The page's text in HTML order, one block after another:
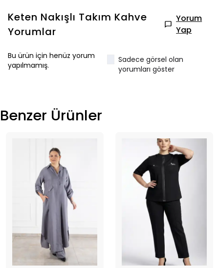
Keten Nakışlı Takım Kahve
Yorumlar
Yorum
Yap
Bu ürün için henüz yorum
yapılmamış.
Sadece görsel olan
yorumları göster
Benzer Ürünler